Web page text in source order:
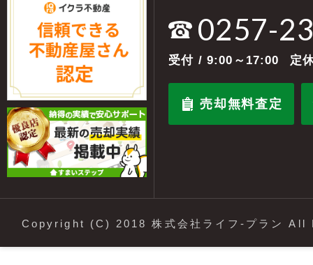
0257-
受付 / 9:00～17:00 定
売却無料査定
Copyright (C) 2018 株式会社ライフ-プラン